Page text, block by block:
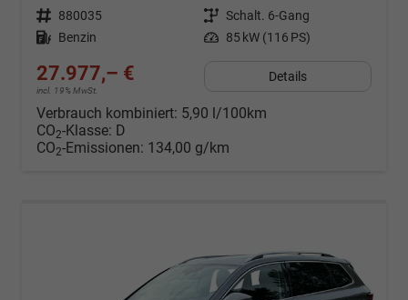
Fahrzeugnr. 880035 Getriebe Schalt. 6-Gang
Kraftstoff Benzin Leistung 85 kW (116 PS)
27.977,– €
incl. 19% MwSt.
Details
Verbrauch kombiniert: 5,90 l/100km
CO2-Klasse: D
CO2-Emissionen: 134,00 g/km